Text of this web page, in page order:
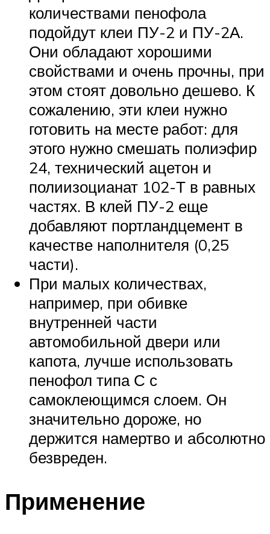
количествами пенофола
подойдут клеи ПУ-2 и ПУ-2А.
Они обладают хорошими
свойствами и очень прочны, при
этом стоят довольно дешево. К
сожалению, эти клеи нужно
готовить на месте работ: для
этого нужно смешать полиэфир
24, технический ацетон и
полиизоцианат 102-Т в равных
частях. В клей ПУ-2 еще
добавляют портландцемент в
качестве наполнителя (0,25
части).
При малых количествах,
например, при обивке
внутренней части
автомобильной двери или
капота, лучше использовать
пенофол типа С с
самоклеющимся слоем. Он
значительно дороже, но
держится намертво и абсолютно
безвреден.
Применение